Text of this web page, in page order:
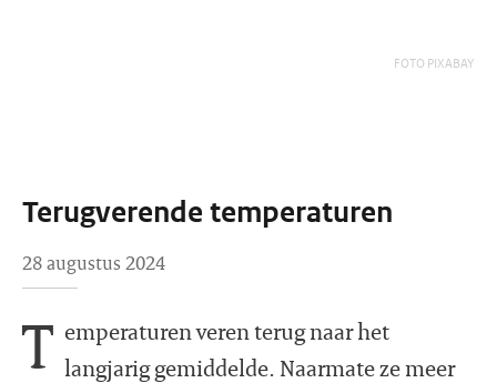
FOTO PIXABAY
Terugverende temperaturen
28 augustus 2024
T emperaturen veren terug naar het
langjarig gemiddelde. Naarmate ze meer